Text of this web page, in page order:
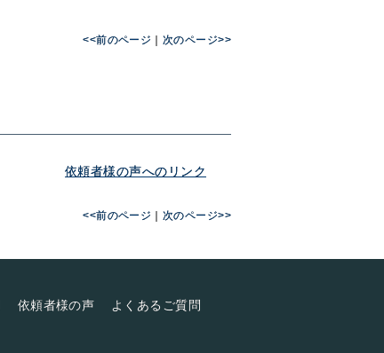
<<前のページ 次のページ>>
依頼者様の声へのリンク
<<前のページ 次のページ>>
依頼者様の声
よくあるご質問